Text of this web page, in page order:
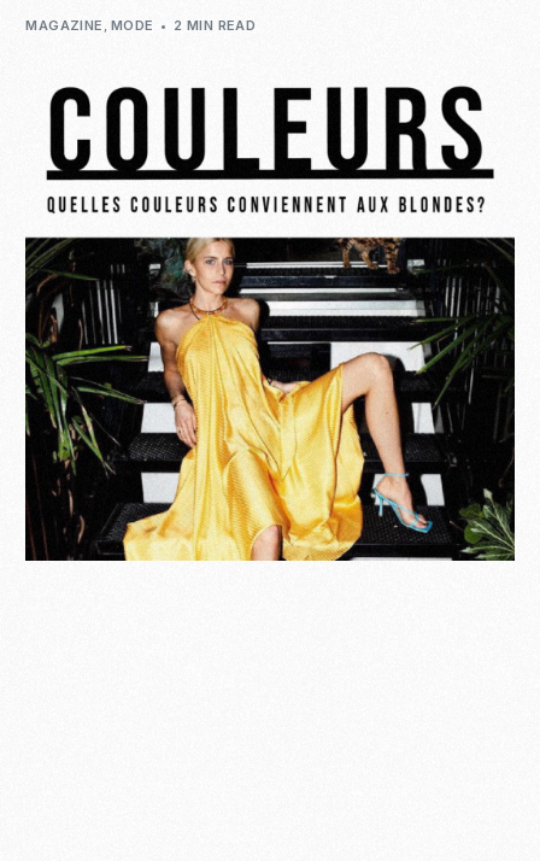
MAGAZINE , MODE 2 MIN READ